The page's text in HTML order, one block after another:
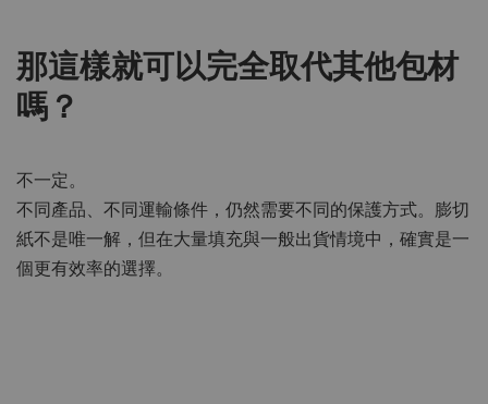
那這樣就可以完全取代其他包材
嗎？
不一定。
不同產品、不同運輸條件，仍然需要不同的保護方式。膨切
紙不是唯一解，但在大量填充與一般出貨情境中，確實是一
個更有效率的選擇。